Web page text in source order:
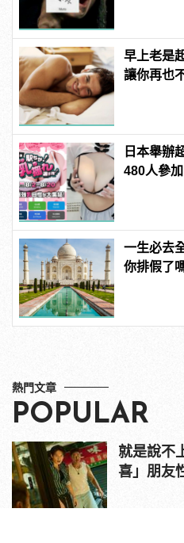
早上老是
讓你再也
日本舉辦
480人參
一生必去
你排假了
熱門文章
POPULAR
就是說不
喜」朋友